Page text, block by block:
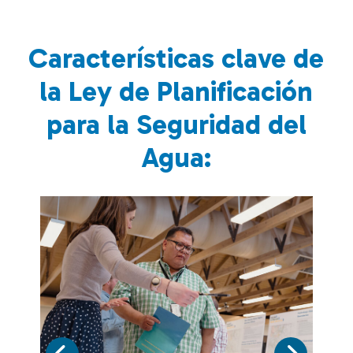
Características clave de
la Ley de Planificación
para la Seguridad del
Agua: